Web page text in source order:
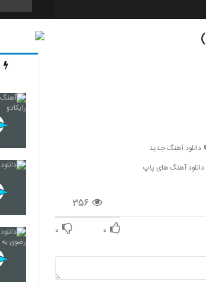
2096
دانلود آهنگ جدید
دانلود آهنگ های پاپ
۳۵۶
۰ ۰